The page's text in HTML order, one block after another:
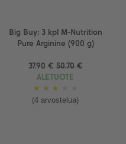
Big Buy: 3 kpl M-Nutrition
Pure Arginine (900 g)
37.90 € 50.70 €
ALETUOTE
★ ★ ★
(4 arvostelua)